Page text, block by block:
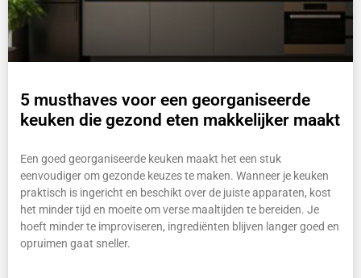
5 musthaves voor een georganiseerde
keuken die gezond eten makkelijker maakt
Een goed georganiseerde keuken maakt het een stuk
eenvoudiger om gezonde keuzes te maken. Wanneer je keuken
praktisch is ingericht en beschikt over de juiste apparaten, kost
het minder tijd en moeite om verse maaltijden te bereiden. Je
hoeft minder te improviseren, ingrediënten blijven langer goed en
opruimen gaat sneller.